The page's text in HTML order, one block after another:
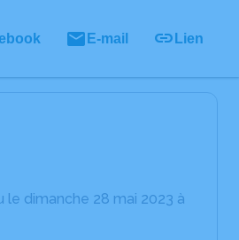
E-mail Lien
le dimanche 28 mai 2023 à